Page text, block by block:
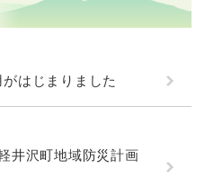
r
はじまりました
井沢町地域防災計画